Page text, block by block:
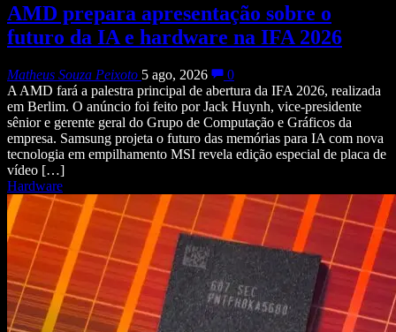
AMD prepara apresentação sobre o
futuro da IA e hardware na IFA 2026
Matheus Souza Peixoto 5 ago, 2026
0
A AMD fará a palestra principal de abertura da IFA 2026, realizada
em Berlim. O anúncio foi feito por Jack Huynh, vice-presidente
sênior e gerente geral do Grupo de Computação e Gráficos da
empresa. Samsung projeta o futuro das memórias para IA com nova
tecnologia em empilhamento MSI revela edição especial de placa de
vídeo […]
Hardware